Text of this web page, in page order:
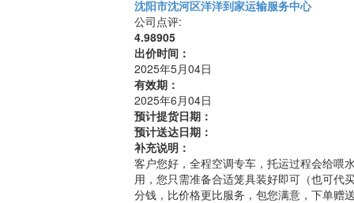
沈阳市沈河区洋洋到家运输服务中心
公司点评:
4.98905
出价时间：
2025年5月04日
有效期：
2025年6月04日
预计提货日期：
预计送达日期：
补充说明：
客户您好，全程空调专车，托运过程会给喂
用，您只需准备合适笼具装好即可（也可代
分钱，比价格更比服务，包您满意，下单赠